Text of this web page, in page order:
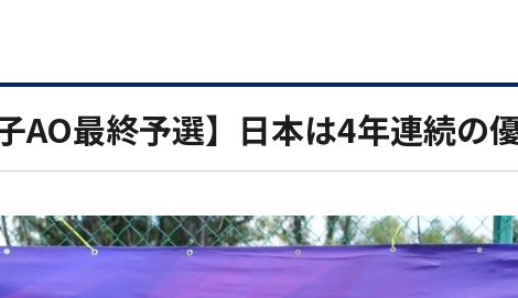
AO最終予選】日本は4年連続の